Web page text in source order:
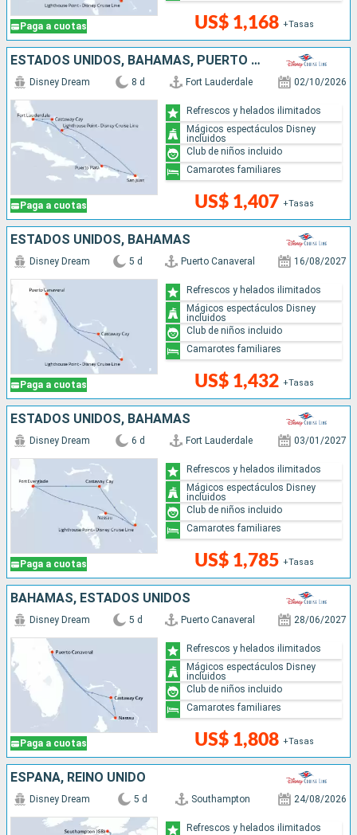
Paga a cuotas US$ 1,168 +Tasas
ESTADOS UNIDOS, BAHAMAS, PUERTO RICO, REPÚBLICA DOMINICANA
Paga a cuotas
Disney Dream 8 d Fort Lauderdale 02/10/2026
US$ 1,407 +Tasas
Refrescos y helados ilimitados
Mágicos espectáculos Disney
incluidos
Club de niños incluido
Camarotes familiares
ESTADOS UNIDOS, BAHAMAS
Paga a cuotas
Disney Dream 5 d Puerto Canaveral 16/08/2027
US$ 1,432 +Tasas
Refrescos y helados ilimitados
Mágicos espectáculos Disney
incluidos
Club de niños incluido
Camarotes familiares
ESTADOS UNIDOS, BAHAMAS
Paga a cuotas
Disney Dream 6 d Fort Lauderdale 03/01/2027
US$ 1,785 +Tasas
Refrescos y helados ilimitados
Mágicos espectáculos Disney
incluidos
Club de niños incluido
Camarotes familiares
BAHAMAS, ESTADOS UNIDOS
Paga a cuotas
Disney Dream 5 d Puerto Canaveral 28/06/2027
US$ 1,808 +Tasas
Refrescos y helados ilimitados
Mágicos espectáculos Disney
incluidos
Club de niños incluido
Camarotes familiares
ESPAÑA, REINO UNIDO
Disney Dream 5 d Southampton 24/08/2026
Refrescos y helados ilimitados